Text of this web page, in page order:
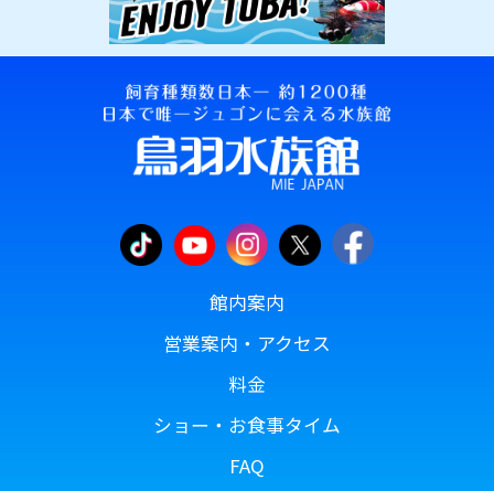
館内案内
営業案内・アクセス
料金
ショー・お食事タイム
FAQ